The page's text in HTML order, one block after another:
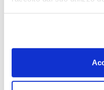
(cinema,